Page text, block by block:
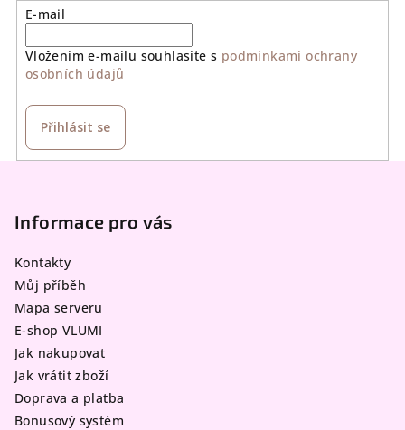
E-mail
Vložením e-mailu souhlasíte s podmínkami ochrany
osobních údajů
Přihlásit se
Informace pro vás
Kontakty
Můj příběh
Mapa serveru
E-shop VLUMI
Jak nakupovat
Jak vrátit zboží
Doprava a platba
Bonusový systém